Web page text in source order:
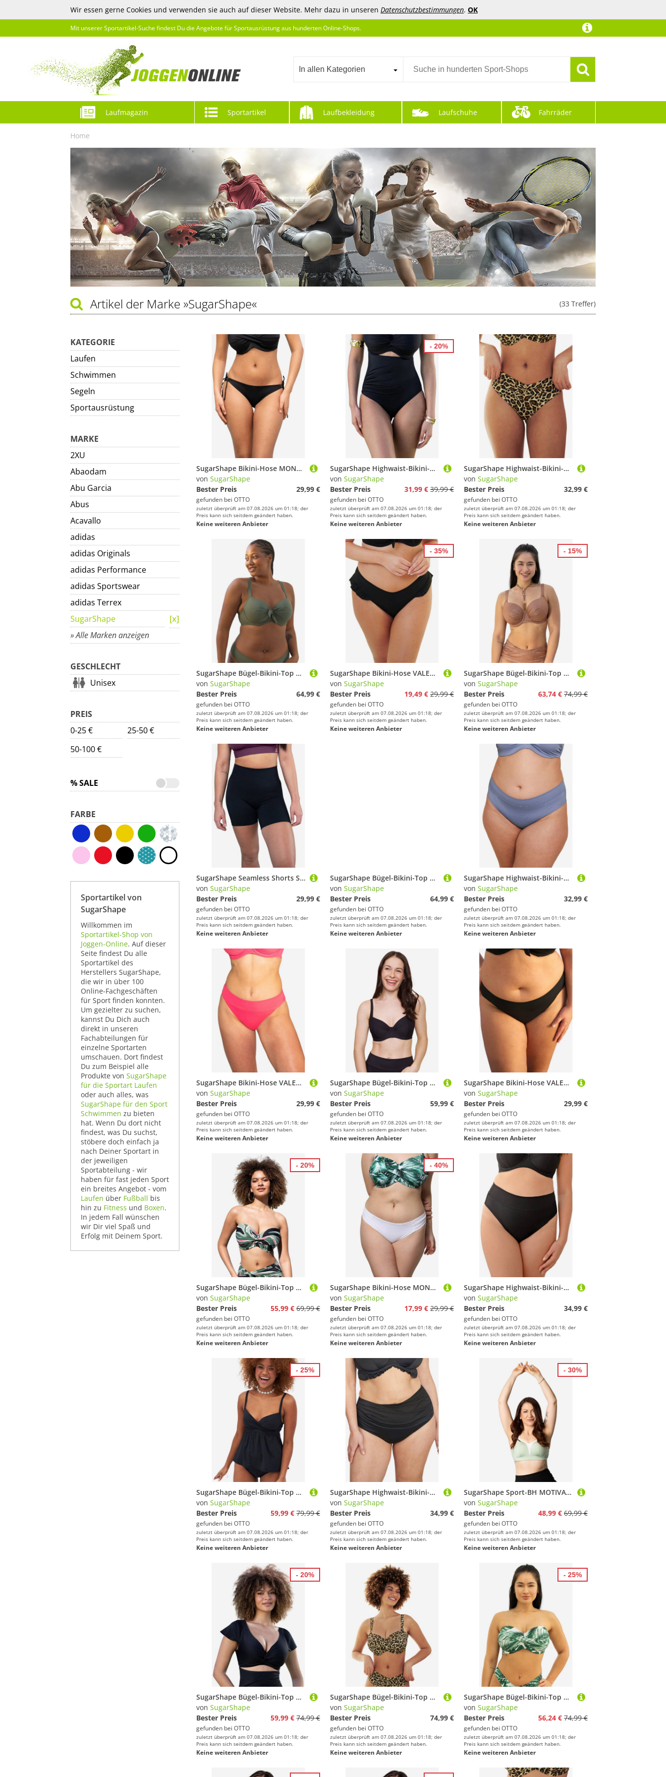
Wir essen gerne Cookies und verwenden sie auch auf dieser Website. Mehr dazu in unseren Datenschutzbestimmungen. OK
Mit unserer Sportartikel-Suche findest Du die Angebote für Sportausrüstung aus hunderten Online-Shops.
In allen Kategorien
Laufmagazin Sportartikel Laufbekleidung Laufschuhe Fahrräder
Home
(33 Treffer)
Artikel der Marke »SugarShape«
KATEGORIE
Laufen
Schwimmen
Segeln
Sportausrüstung
MARKE
2XU
Abaodam
Abu Garcia
Abus
Acavallo
adidas
adidas Originals
adidas Performance
adidas Sportswear
adidas Terrex
SugarShape
» Alle Marken anzeigen
GESCHLECHT
Unisex
PREIS
0-25 €
25-50 €
50-100 €
% SALE
FARBE
Sportartikel von
SugarShape
Willkommen im
Sportartikel-Shop von
Joggen-Online. Auf dieser
Seite findest Du alle
Sportartikel des
Herstellers SugarShape,
die wir in über 100
Online-Fachgeschäften
für Sport finden konnten.
Um gezielter zu suchen,
kannst Du Dich auch
direkt in unseren
Fachabteilungen für
einzelne Sportarten
umschauen. Dort findest
Du zum Beispiel alle
Produkte von SugarShape
für die Sportart Laufen
oder auch alles, was
SugarShape für den Sport
Schwimmen zu bieten
hat. Wenn Du dort nicht
findest, was Du suchst,
stöbere doch einfach ja
nach Deiner Sportart in
der jeweiligen
Sportabteilung - wir
haben für fast jeden Sport
ein breites Angebot - vom
Laufen über Fußball bis
hin zu Fitness und Boxen.
In jedem Fall wünschen
wir Dir viel Spaß und
Erfolg mit Deinem Sport.
SugarShape Bikini-Hose MONACO
von SugarShape
Bester Preis
29,99 €
gefunden bei OTTO
zuletzt überprüft am 07.08.2026 um 01:18; der
Preis kann sich seitdem geändert haben.
Keine weiteren Anbieter
SugarShape Highwaist-Bikini-Hose MAMBO
von SugarShape
Bester Preis
31,99 € 39,99 €
gefunden bei OTTO
zuletzt überprüft am 07.08.2026 um 01:18; der
Preis kann sich seitdem geändert haben.
Keine weiteren Anbieter
- 20%
SugarShape Highwaist-Bikini-Hose MONACO
von SugarShape
Bester Preis
32,99 €
gefunden bei OTTO
zuletzt überprüft am 07.08.2026 um 01:18; der
Preis kann sich seitdem geändert haben.
Keine weiteren Anbieter
SugarShape Bügel-Bikini-Top VALENCIA Demi-Bikini wattiert
von SugarShape
Bester Preis
64,99 €
gefunden bei OTTO
zuletzt überprüft am 07.08.2026 um 01:18; der
Preis kann sich seitdem geändert haben.
Keine weiteren Anbieter
SugarShape Bikini-Hose VALENCIA
von SugarShape
Bester Preis
19,49 € 29,99 €
gefunden bei OTTO
zuletzt überprüft am 07.08.2026 um 01:18; der
Preis kann sich seitdem geändert haben.
Keine weiteren Anbieter
- 35%
SugarShape Bügel-Bikini-Top VALENCIA GLAM Demi-Bikini Wattiert
von SugarShape
Bester Preis
63,74 € 74,99 €
gefunden bei OTTO
zuletzt überprüft am 07.08.2026 um 01:18; der
Preis kann sich seitdem geändert haben.
Keine weiteren Anbieter
- 15%
SugarShape Seamless Shorts SHAPEY
von SugarShape
Bester Preis
29,99 €
gefunden bei OTTO
zuletzt überprüft am 07.08.2026 um 01:18; der
Preis kann sich seitdem geändert haben.
Keine weiteren Anbieter
SugarShape Bügel-Bikini-Top VALENCIA CHIC Demi-Bikini wattiert
von SugarShape
Bester Preis
64,99 €
gefunden bei OTTO
zuletzt überprüft am 07.08.2026 um 01:18; der
Preis kann sich seitdem geändert haben.
Keine weiteren Anbieter
SugarShape Highwaist-Bikini-Hose MONACO
von SugarShape
Bester Preis
32,99 €
gefunden bei OTTO
zuletzt überprüft am 07.08.2026 um 01:18; der
Preis kann sich seitdem geändert haben.
Keine weiteren Anbieter
SugarShape Bikini-Hose VALENCIA
von SugarShape
Bester Preis
29,99 €
gefunden bei OTTO
zuletzt überprüft am 07.08.2026 um 01:18; der
Preis kann sich seitdem geändert haben.
Keine weiteren Anbieter
SugarShape Bügel-Bikini-Top PORTO Demi-Bikini unwattiert
von SugarShape
Bester Preis
59,99 €
gefunden bei OTTO
zuletzt überprüft am 07.08.2026 um 01:18; der
Preis kann sich seitdem geändert haben.
Keine weiteren Anbieter
SugarShape Bikini-Hose VALENCIA
von SugarShape
Bester Preis
29,99 €
gefunden bei OTTO
zuletzt überprüft am 07.08.2026 um 01:18; der
Preis kann sich seitdem geändert haben.
Keine weiteren Anbieter
SugarShape Bügel-Bikini-Top MAMBO
von SugarShape
Bester Preis
55,99 € 69,99 €
gefunden bei OTTO
zuletzt überprüft am 07.08.2026 um 01:18; der
Preis kann sich seitdem geändert haben.
Keine weiteren Anbieter
- 20%
SugarShape Bikini-Hose MONACO
von SugarShape
Bester Preis
17,99 € 29,99 €
gefunden bei OTTO
zuletzt überprüft am 07.08.2026 um 01:18; der
Preis kann sich seitdem geändert haben.
Keine weiteren Anbieter
- 40%
SugarShape Highwaist-Bikini-Hose PORTO
von SugarShape
Bester Preis
34,99 €
gefunden bei OTTO
zuletzt überprüft am 07.08.2026 um 01:18; der
Preis kann sich seitdem geändert haben.
Keine weiteren Anbieter
SugarShape Bügel-Bikini-Top NIZZA leicht wattiert
von SugarShape
Bester Preis
59,99 € 79,99 €
gefunden bei OTTO
zuletzt überprüft am 07.08.2026 um 01:18; der
Preis kann sich seitdem geändert haben.
Keine weiteren Anbieter
- 25%
SugarShape Highwaist-Bikini-Hose VALENCIA
von SugarShape
Bester Preis
34,99 €
gefunden bei OTTO
zuletzt überprüft am 07.08.2026 um 01:18; der
Preis kann sich seitdem geändert haben.
Keine weiteren Anbieter
SugarShape Sport-BH MOTIVATION Sport-BHs wattiert
von SugarShape
Bester Preis
48,99 € 69,99 €
gefunden bei OTTO
zuletzt überprüft am 07.08.2026 um 01:18; der
Preis kann sich seitdem geändert haben.
Keine weiteren Anbieter
- 30%
SugarShape Bügel-Bikini-Top MAMBO Full-Cup-Bikini unwattiert
von SugarShape
Bester Preis
59,99 € 74,99 €
gefunden bei OTTO
zuletzt überprüft am 07.08.2026 um 01:18; der
Preis kann sich seitdem geändert haben.
Keine weiteren Anbieter
- 20%
SugarShape Bügel-Bikini-Top MONACO LOOP
von SugarShape
Bester Preis
74,99 €
gefunden bei OTTO
zuletzt überprüft am 07.08.2026 um 01:18; der
Preis kann sich seitdem geändert haben.
Keine weiteren Anbieter
SugarShape Bügel-Bikini-Top MONACO
von SugarShape
Bester Preis
56,24 € 74,99 €
gefunden bei OTTO
zuletzt überprüft am 07.08.2026 um 01:18; der
Preis kann sich seitdem geändert haben.
Keine weiteren Anbieter
- 25%